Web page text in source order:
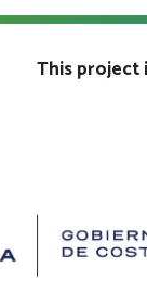
This project